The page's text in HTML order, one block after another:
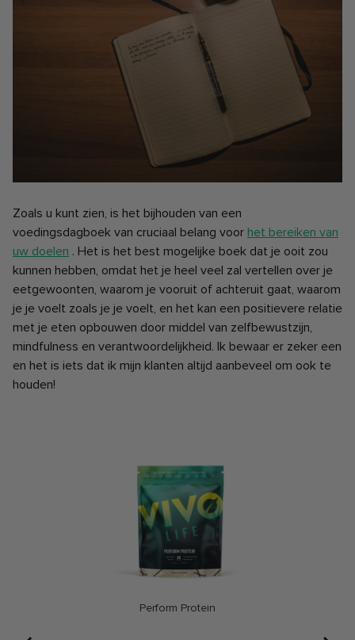
Zoals u kunt zien, is het bijhouden van een
voedingsdagboek van cruciaal belang voor het bereiken van
uw doelen . Het is het best mogelijke boek dat je ooit zou
kunnen hebben, omdat het je heel veel zal vertellen over je
eetgewoonten, waarom je vooruit of achteruit gaat, waarom
je je voelt zoals je je voelt, en het kan een positievere relatie
met je eten opbouwen door middel van zelfbewustzijn,
mindfulness en verantwoordelijkheid. Ik bewaar er zeker een
en het is iets dat ik mijn klanten altijd aanbeveel om ook te
houden!
Perform Protein